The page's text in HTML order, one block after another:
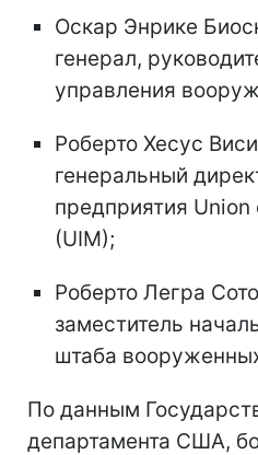
Оскар Энрике
генерал,
управления
Роберто Хесус
генеральный
предприятия
(UIM);
Роберто Легра
заместитель
штаба
По данным
департамента США,